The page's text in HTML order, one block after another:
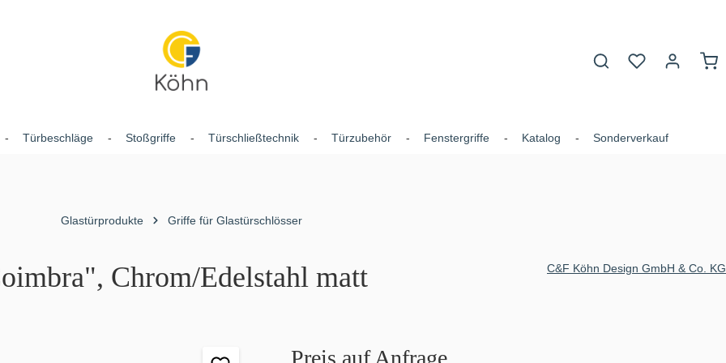
Du hast 0
Türbeschläge Stoßgriffe Türschließtechnik Türzubehör Fenstergriffe Katalog Sonderverkauf
Glastürprodukte Griffe für Glastürschlösser
Chrom/Edelstahl matt C&F Köhn Design GmbH & Co. KG
Preis auf Anfrage